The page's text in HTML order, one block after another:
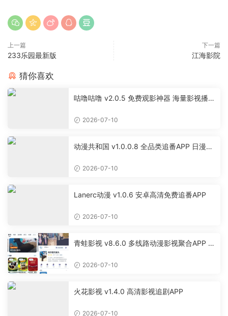
上一篇
233乐园最新版
下一篇
江海影院
猜你喜欢
咕噜咕噜 v2.0.5 免费观影神器 海量影视播放
2026-07-10
动漫共和国 v1.0.0.8 全品类追番APP 日漫国
2026-07-10
Lanerc动漫 v1.0.6 安卓高清免费追番APP
2026-07-10
青蛙影视 v8.6.0 多线路动漫影视聚合APP 免
2026-07-10
火花影视 v1.4.0 高清影视追剧APP
2026-07-10